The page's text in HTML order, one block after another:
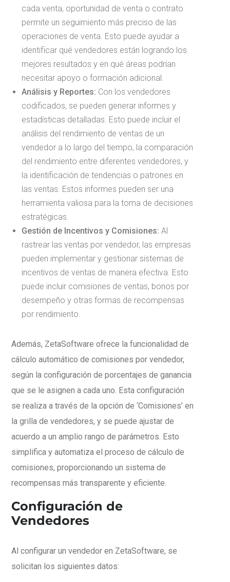
cada venta, oportunidad de venta o contrato
permite un seguimiento más preciso de las
operaciones de venta. Esto puede ayudar a
identificar qué vendedores están logrando los
mejores resultados y en qué áreas podrían
necesitar apoyo o formación adicional.
Análisis y Reportes: Con los vendedores
codificados, se pueden generar informes y
estadísticas detalladas. Esto puede incluir el
análisis del rendimiento de ventas de un
vendedor a lo largo del tiempo, la comparación
del rendimiento entre diferentes vendedores, y
la identificación de tendencias o patrones en
las ventas. Estos informes pueden ser una
herramienta valiosa para la toma de decisiones
estratégicas.
Gestión de Incentivos y Comisiones: Al
rastrear las ventas por vendedor, las empresas
pueden implementar y gestionar sistemas de
incentivos de ventas de manera efectiva. Esto
puede incluir comisiones de ventas, bonos por
desempeño y otras formas de recompensas
por rendimiento.
Además, ZetaSoftware ofrece la funcionalidad de
cálculo automático de comisiones por vendedor,
según la configuración de porcentajes de ganancia
que se le asignen a cada uno. Esta configuración
se realiza a través de la opción de ‘Comisiones’ en
la grilla de vendedores, y se puede ajustar de
acuerdo a un amplio rango de parámetros. Esto
simplifica y automatiza el proceso de cálculo de
comisiones, proporcionando un sistema de
recompensas más transparente y eficiente.
Configuración de
Vendedores
Al configurar un vendedor en ZetaSoftware, se
solicitan los siguientes datos: